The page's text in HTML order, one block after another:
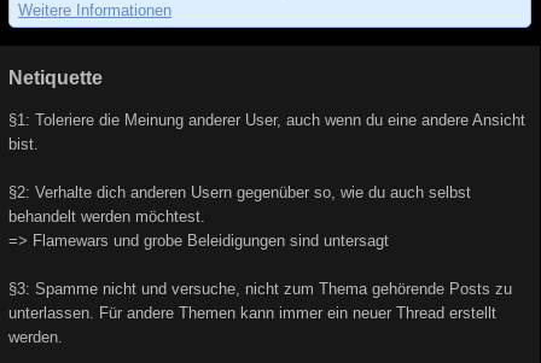
Weitere Informationen
Netiquette
§1: Toleriere die Meinung anderer User, auch wenn du eine andere Ansicht
bist.
§2: Verhalte dich anderen Usern gegenüber so, wie du auch selbst
behandelt werden möchtest.
=> Flamewars und grobe Beleidigungen sind untersagt
§3: Spamme nicht und versuche, nicht zum Thema gehörende Posts zu
unterlassen. Für andere Themen kann immer ein neuer Thread erstellt
werden.